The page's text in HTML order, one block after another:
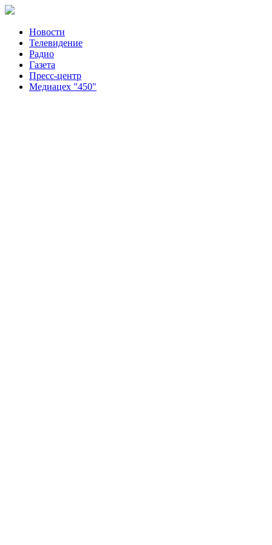
Новости
Телевидение
Радио
Газета
Пресс-центр
Медиацех "450"